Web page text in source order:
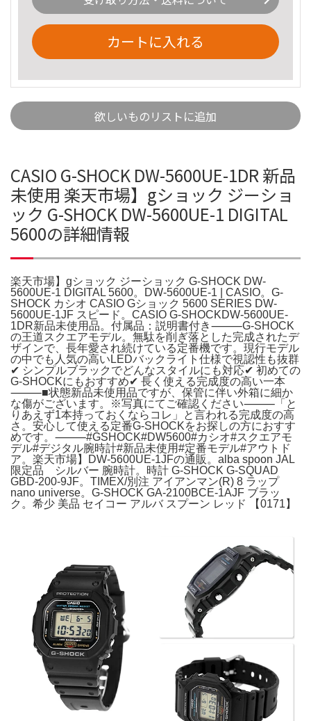
カートに入れる
欲しいものリストに追加
CASIO G-SHOCK DW-5600UE-1DR 新品
未使用 楽天市場】gショック ジーショ
ック G-SHOCK DW-5600UE-1 DIGITAL
5600の詳細情報
楽天市場】gショック ジーショック G-SHOCK DW-
5600UE-1 DIGITAL 5600。DW-5600UE-1 | CASIO。G-
SHOCK カシオ CASIO Gショック 5600 SERIES DW-
5600UE-1JF スピード。CASIO G-SHOCKDW-5600UE-
1DR新品未使用品。付属品：説明書付き⸻G-SHOCK
の王道スクエアモデル。無駄を削ぎ落とした完成されたデ
ザインで、長年愛され続けている定番機です。現行モデル
の中でも人気の高いLEDバックライト仕様で視認性も抜群
✔ シンプルブラックでどんなスタイルにも対応✔ 初めての
G-SHOCKにもおすすめ✔ 長く使える完成度の高い一本
⸻■状態新品未使用品ですが、保管に伴い外箱に細か
な傷がございます。※写真にてご確認ください⸻「と
りあえず1本持っておくならコレ」と言われる完成度の高
さ。安心して使える定番G-SHOCKをお探しの方におすす
めです。⸻#GSHOCK#DW5600#カシオ#スクエアモ
デル#デジタル腕時計#新品未使用#定番モデル#アウトド
ア。楽天市場】DW-5600UE-1JFの通販。alba spoon JAL
限定品 シルバー 腕時計。時計 G-SHOCK G-SQUAD
GBD-200-9JF。TIMEX/別注 アイアンマン(R) 8 ラップ
nano universe。G-SHOCK GA-2100BCE-1AJF ブラッ
ク。希少 美品 セイコー アルバ スプーン レッド 【0171】